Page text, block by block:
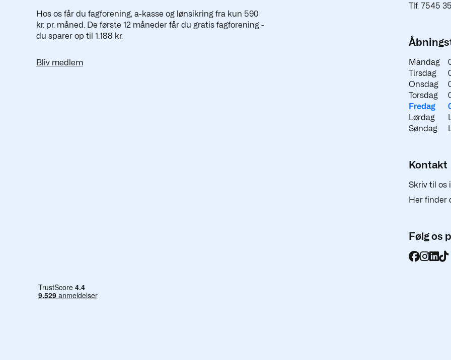
Hos os får du fagforening, a-kasse og lønsikring fra kun 590
kr. pr. måned. De første 12 måneder får du gratis fagforening -
du sparer op til 1.188 kr.
Bliv medlem
Tlf. 7545
Mandag
Tirsdag
Onsdag
Torsdag
Fredag
Lørdag
Søndag
Kontakt
Skriv til os
Her finder
Følg os